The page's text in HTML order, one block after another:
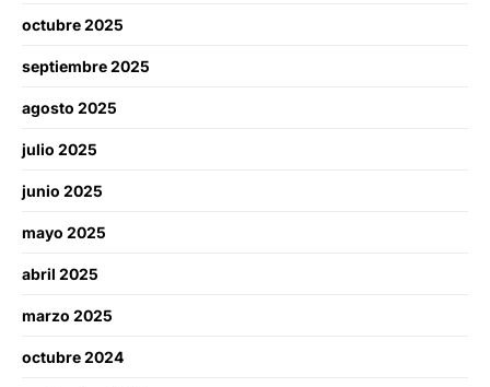
octubre 2025
septiembre 2025
agosto 2025
julio 2025
junio 2025
mayo 2025
abril 2025
marzo 2025
octubre 2024